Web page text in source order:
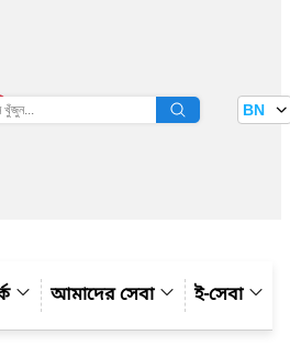
তথ্য বাতায়ন BN
আমাদের সেবা ই-সেবা